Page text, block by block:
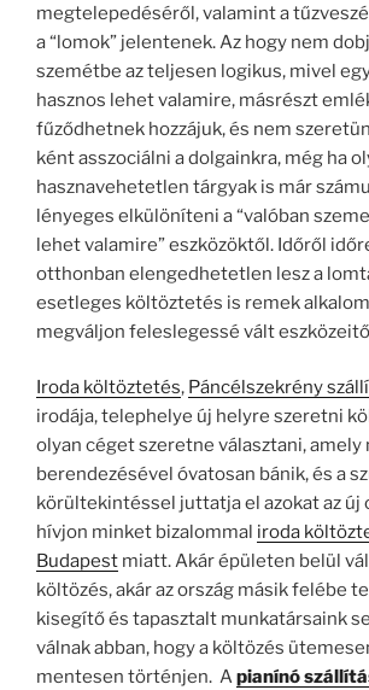
megtelepedéséről, valamint a
a “lomok” jelentenek. Az hogy nem
szemétbe az teljesen logikus, mivel
hasznos lehet valamire, másrészt
fűződhetnek hozzájuk, és nem
ként asszociálni a dolgainkra, még ha
hasznavehetetlen tárgyak is már
lényeges elkülöníteni a “valóban
lehet valamire” eszközöktől. Időről
otthonban elengedhetetlen lesz a
esetleges költöztetés is remek
megváljon feleslegessé vált
Iroda költöztetés, Páncélszekrény
irodája, telephelye új helyre szeretni
olyan céget szeretne választani, amely
berendezésével óvatosan bánik, és a
körültekintéssel juttatja el azokat az új
hívjon minket bizalommal iroda
Budapest miatt. Akár épületen belül
költözés, akár az ország másik felébe
kisegítő és tapasztalt munkatársaink
válnak abban, hogy a költözés
mentesen történjen. Apianínó